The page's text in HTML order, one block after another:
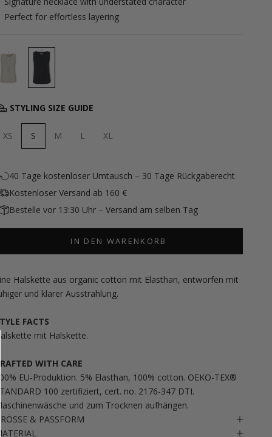
Perfect for effortless layering
STYLING SIZE GUIDE
XS S M L XL
40 Tage kostenloser Umtausch – 30 Tage Rückgaberecht
Kostenloser Versand ab 160 €
Bestelle vor 13:30 Uhr – Versand am selben Tag
IN DEN WARENKORB
Halskette aus organic cotton mit Elasthan, entworfen mit
und klarer Ausstrahlung.
FACTS
mit Halskette.
CRAFTED WITH CARE
100% EU-Produktion. 5% Elasthan, 100% cotton. OEKO-TEX®
STANDARD 100 zertifiziert, cert. no. 2176-347 DTI.
Maschinenwäsche und zum Trocknen aufhängen.
GRÖSSE & PASSFORM
MATERIAL